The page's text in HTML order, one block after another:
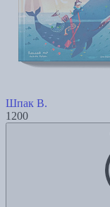
Шпак В.
1200